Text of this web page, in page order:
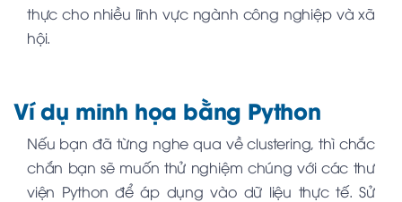
thực cho nhiều lĩnh vực ngành công nghiệp và xã
hội.
Ví dụ minh họa bằng Python
Nếu bạn đã từng nghe qua về clustering, thì chắc
chắn bạn sẽ muốn thử nghiệm chúng với các thư
viện Python để áp dụng vào dữ liệu thực tế. Sử